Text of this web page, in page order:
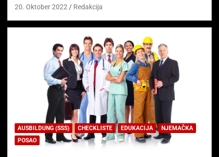
20. Oktober 2022 Redakcija
AUSBILDUNG (SSS) CHECKLISTE EDUKACIJA
NJEMAČKA
POSAO